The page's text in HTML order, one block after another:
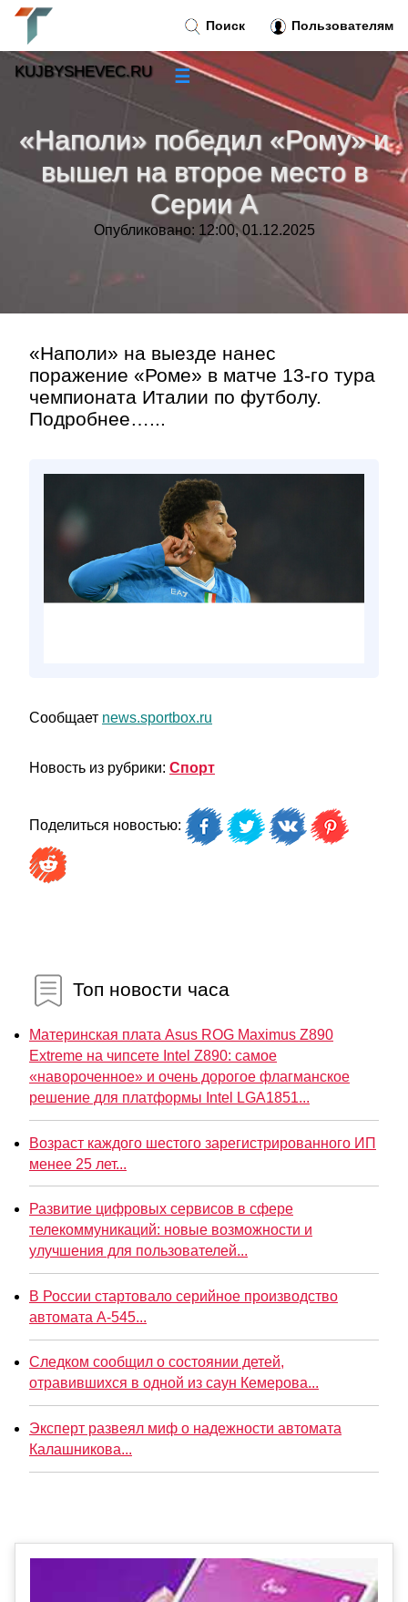
«Наполи» победил «Рому» и
вышел на второе место в
Серии А
Опубликовано: 12:00, 01.12.2025
«Наполи» на выезде нанес
поражение «Роме» в матче 13‑го тура
чемпионата Италии по футболу.
Подробнее…...
Сообщает news.sportbox.ru
Новость из рубрики: Спорт
Поделиться новостью:
Топ новости часа
Материнская плата Asus ROG Maximus Z890
Extreme на чипсете Intel Z890: самое
«навороченное» и очень дорогое флагманское
решение для платформы Intel LGA1851...
Возраст каждого шестого зарегистрированного ИП
менее 25 лет...
Развитие цифровых сервисов в сфере
телекоммуникаций: новые возможности и
улучшения для пользователей...
В России стартовало серийное производство
автомата А-545...
Следком сообщил о состоянии детей,
отравившихся в одной из саун Кемерова...
Эксперт развеял миф о надежности автомата
Калашникова...
Поиск Пользователям
KUJBYSHEVEC.RU ☰
Новости»
Тренды новостей »
Рубрики»
Контакт»